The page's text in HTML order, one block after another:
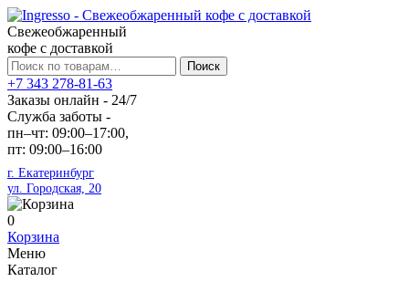
Свежеобжаренный
кофе с доставкой
Искать:
Поиск
+7 343 278-81-63
Заказы онлайн - 24/7
Служба заботы -
пн–чт: 09:00–17:00,
пт: 09:00–16:00
г. Екатеринбург
ул. Городская, 20
0
Корзина
Меню
Каталог